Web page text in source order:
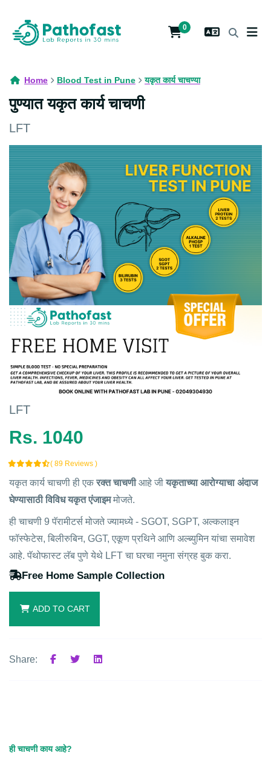
0
Home Blood Test in Pune यकृत कार्य चाचण्या
पुण्यात यकृत कार्य चाचणी
LFT
LFT
Rs. 1040
( 89 Reviews )
यकृत कार्य चाचणी ही एकरक्त चाचणीआहे जीयकृताच्या आरोग्याचा अंदाज
घेण्यासाठी विविध यकृत एंजाइममोजते.
ही चाचणी 9 पॅरामीटर्स मोजते ज्यामध्ये - SGOT, SGPT, अल्कलाइन
फॉस्फेटेस, बिलीरुबिन, GGT, एकूण प्रथिने आणि अल्ब्युमिन यांचा समावेश
आहे. पॅथोफास्ट लॅब पुणे येथे LFT चा घरचा नमुना संग्रह बुक करा.
Free Home Sample Collection
ADD TO CART
Share:
ही चाचणी काय आहे?